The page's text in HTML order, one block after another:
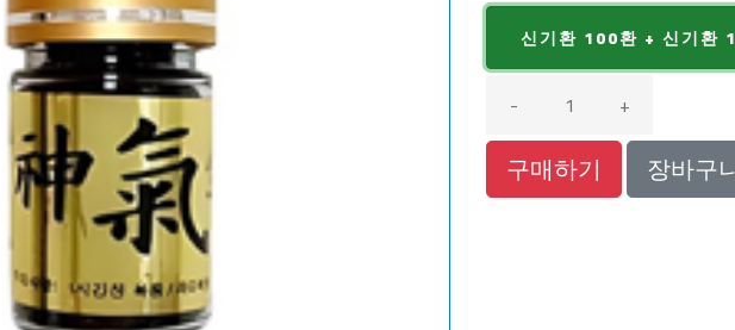
신기환 100환 + 신기환
- +
구매하기 장바구